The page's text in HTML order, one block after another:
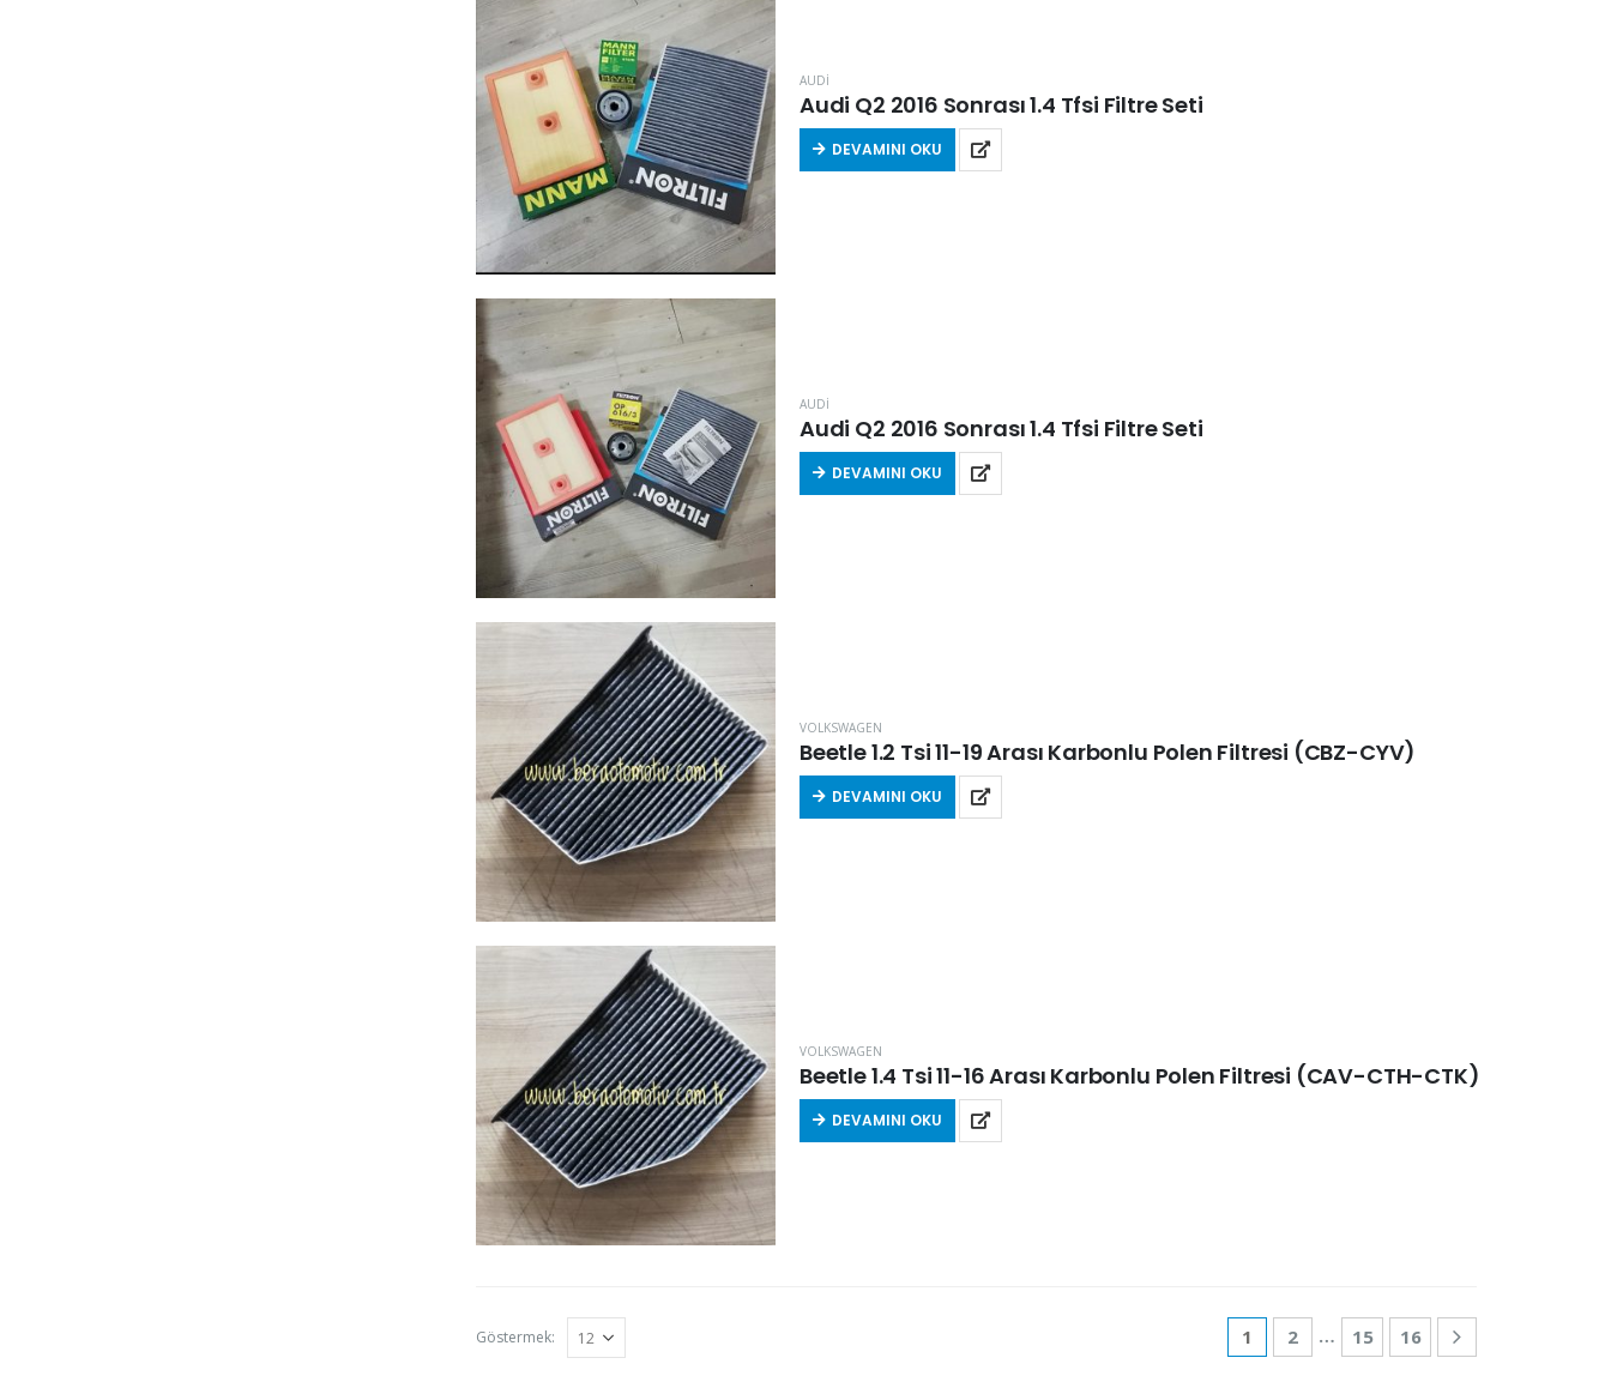
AUDİ
Audi Q2 2016 Sonrası 1.4 Tfsi Filtre Seti
DEVAMINI OKU
AUDİ
Audi Q2 2016 Sonrası 1.4 Tfsi Filtre Seti
DEVAMINI OKU
VOLKSWAGEN
Beetle 1.2 Tsi 11-19 Arası Karbonlu Polen Filtresi (CBZ-CYV)
DEVAMINI OKU
VOLKSWAGEN
Beetle 1.4 Tsi 11-16 Arası Karbonlu Polen Filtresi (CAV-CTH-CTK)
DEVAMINI OKU
Göstermek: 1 2 … 15 16